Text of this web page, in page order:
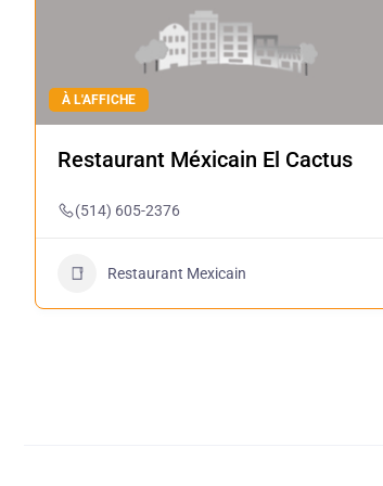
À L'AFFICHE
Restaurant Méxicain El Cactus
(514) 605-2376
Restaurant Mexicain